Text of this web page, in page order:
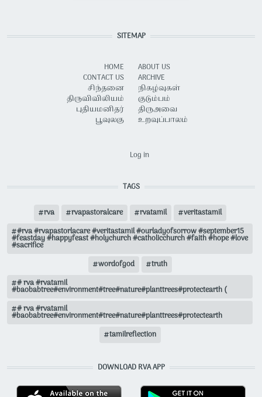
SITEMAP
HOME
CONTACT US
சிந்தனை
திருவிவிலியம்
புதியமனிதர்
பூவுலகு
ABOUT US
ARCHIVE
நிகழ்வுகள்
குடும்பம்
திருஅவை
உறவுப்பாலம்
Log in
TAGS
rva rvapastoralcare rvatamil
veritastamil
#rva #rvapastorlacare #veritastamil #ourladyofsorrow #september15
#feastday #happyfeast #holychurch #catholicchurch #faith #hope #love
#sacrifice
wordofgod
truth
# rva #rvatamil
#baobabtree#environment#tree#nature#planttrees#protectearth (
# rva #rvatamil
#baobabtree#environment#tree#nature#planttrees#protectearth
tamilreflection
DOWNLOAD RVA APP